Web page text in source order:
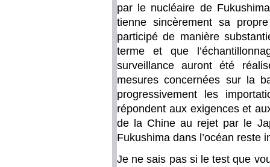
par le nucléaire de
tienne sincèrement sa
participé de manière
terme et que
surveillance auront été
mesures concernées sur la
progressivement les
répondent aux exigences et
de la Chine au rejet par le
Fukushima dans l’océan reste
Je ne sais pas si le test que